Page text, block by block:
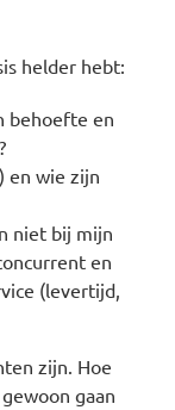
helder hebt:
behoefte en
en wie zijn
niet bij mijn
en
(levertijd,
zijn. Hoe
gaan